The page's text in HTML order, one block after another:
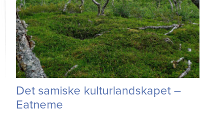
Det samiske kulturlandskapet –
Eatneme